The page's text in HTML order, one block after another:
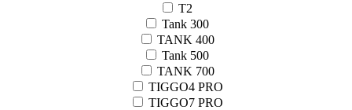
T2
Tank 300
TANK 400
Tank 500
TANK 700
TIGGO4 PRO
TIGGO7 PRO